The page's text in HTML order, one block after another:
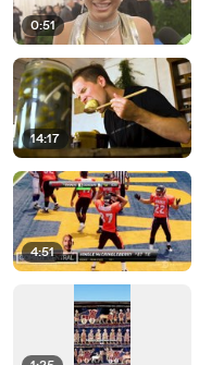
0:51
14:17
4:51